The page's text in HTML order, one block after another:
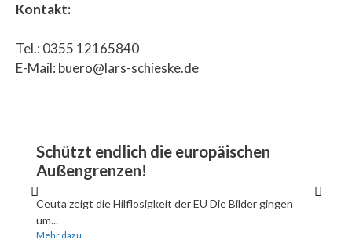
Kontakt:
Tel.: 0355 12165840
E-Mail: buero@lars-schieske.de
Schützt endlich die europäischen
Außengrenzen!
Ceuta zeigt die Hilflosigkeit der EU Die Bilder gingen
um...
Mehr dazu